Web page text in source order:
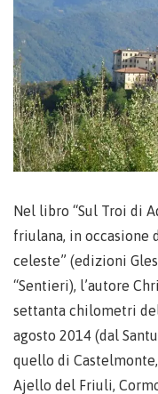
Nel libro “Sul Troi di
friulana, in occasione
celeste” (edizioni
“Sentieri), l’autore
settanta chilometri
agosto 2014 (dal
quello di
Ajello del Friuli,